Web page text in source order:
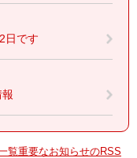
日です
覧重要なお知らせのRSS